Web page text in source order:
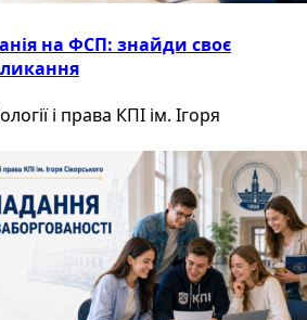
на ФСП: знайди своє
і права КПІ ім. Ігоря